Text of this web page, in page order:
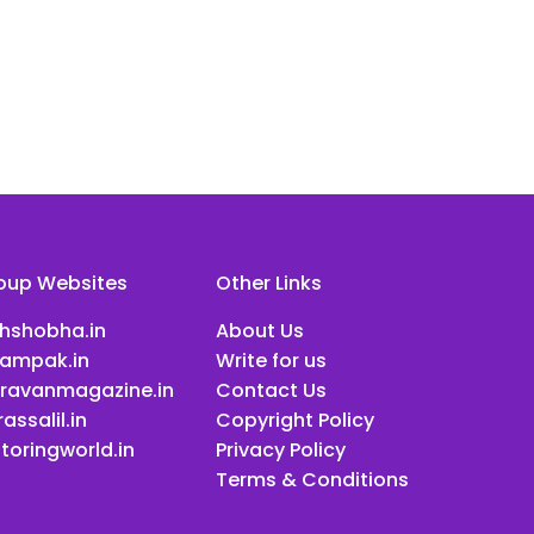
Websites
Other Links
About Us
Write for us
Contact Us
Copyright Policy
Privacy Policy
Terms & Conditions